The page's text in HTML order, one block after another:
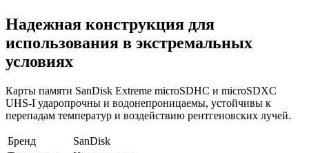
Надежная конструкция для
использования в экстремальных
условиях
Карты памяти SanDisk Extreme microSDHC и microSDXC
UHS-I ударопрочны и водонепроницаемы, устойчивы к
перепадам температур и воздействию рентгеновских лучей.
Бренд
SanDisk